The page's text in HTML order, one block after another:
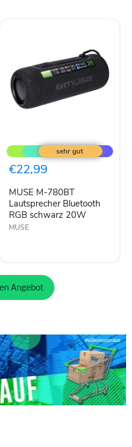
M-
780BT
Lautsprecher
Bluetooth
schwarz
20W
€22,99
MUSE M-780BT
Lautsprecher Bluetooth
RGB schwarz 20W
MUSE
Angebot